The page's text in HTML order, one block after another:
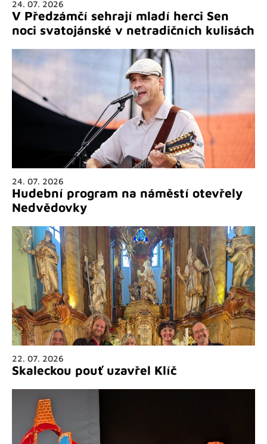
24. 07. 2026
V Předzámčí sehrají mladí herci Sen
noci svatojánské v netradičních kulisách
24. 07. 2026
Hudební program na náměstí otevřely
Nedvědovky
22. 07. 2026
Skaleckou pouť uzavřel Klíč